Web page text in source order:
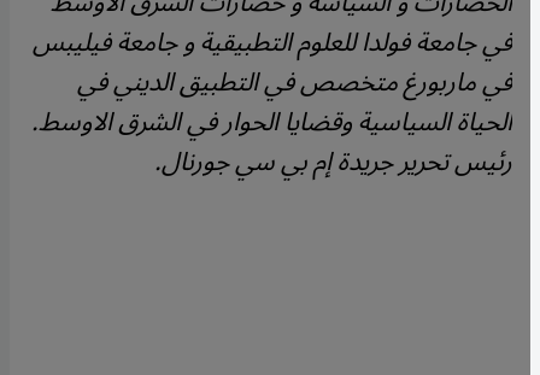
في جامعة فولدا للعلوم التطبيقية و جامعة فيليبس
في ماربورغ متخصص في التطبيق الديني في
الحياة السياسية وقضايا الحوار في الشرق الاوسط.
رئيس تحرير جريدة إم بي سي جورنال.